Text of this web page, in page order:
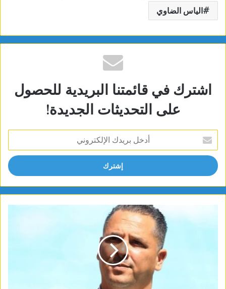
الياس الضاوي
اشترك في قائمتنا البريدية للحصول
على التحديثات الجديدة!
بريدك
الإلكتروني